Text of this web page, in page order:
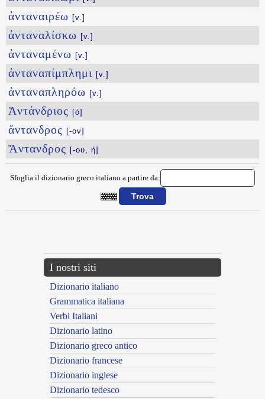
ἀνταναιρέω [v.]
ἀνταναλίσκω [v.]
ἀνταναμένω [v.]
ἀνταναπίμπλημι [v.]
ἀνταναπληρόω [v.]
Ἀντάνδριος [ὁ]
ἄντανδρος [-ον]
Ἄντανδρος [-ου, ἡ]
Sfoglia il dizionario greco italiano a partire da:
I nostri siti
Dizionario italiano
Grammatica italiana
Verbi Italiani
Dizionario latino
Dizionario greco antico
Dizionario francese
Dizionario inglese
Dizionario tedesco